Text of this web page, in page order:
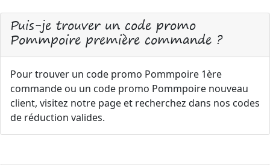
Puis-je trouver un code promo
Pommpoire première commande ?
Pour trouver un code promo Pommpoire 1ère
commande ou un code promo Pommpoire nouveau
client, visitez notre page et recherchez dans nos codes
de réduction valides.